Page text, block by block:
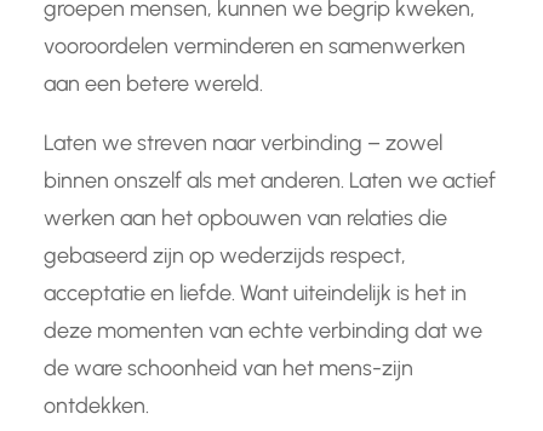
groepen mensen, kunnen we begrip kweken,
vooroordelen verminderen en samenwerken
aan een betere wereld.
Laten we streven naar verbinding – zowel
binnen onszelf als met anderen. Laten we actief
werken aan het opbouwen van relaties die
gebaseerd zijn op wederzijds respect,
acceptatie en liefde. Want uiteindelijk is het in
deze momenten van echte verbinding dat we
de ware schoonheid van het mens-zijn
ontdekken.